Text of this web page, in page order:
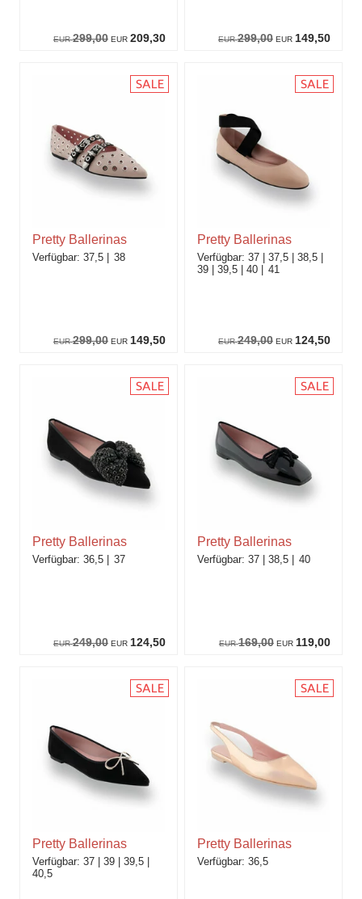
EUR299,00EUR 209,30 EUR299,00EUR 149,50
EUR299,00EUR 149,50
Pretty Ballerinas
37,5 38
EUR249,00EUR 124,50
Pretty Ballerinas
37 37,5
38,5
39
39,5 40 41
EUR249,00EUR 124,50
Pretty Ballerinas
36,5 37
EUR169,00EUR 119,00
Pretty Ballerinas
37 38,5 40
Pretty Ballerinas
37 39
39,5
40,5
Pretty Ballerinas
36,5